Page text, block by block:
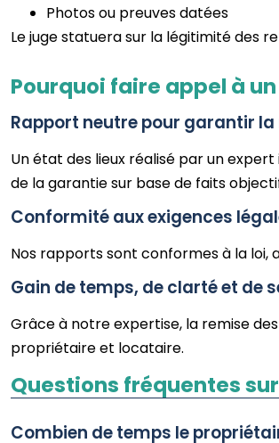
Photos ou preuves datées
Le juge statuera sur la légitimité des
Pourquoi faire appel à
Rapport neutre pour garantir
Un état des lieux réalisé par un
de la garantie sur base de faits
Conformité aux exigences
Nos rapports sont conformes à la loi,
Gain de temps, de clarté et de
Grâce à notre expertise, la remise
propriétaire et locataire.
Questions fréquentes
Combien de temps le